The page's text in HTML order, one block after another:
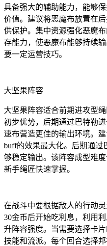
具备强大的辅助能力，能够
价值。建议将恶魔布放置在
供保护。集中资源强化恶魔
存能力，使恶魔布能够持续
要一定运营技巧。
大坚果阵容
大坚果阵容适合前期进攻型
初步优势，后期通过巴特勒
速布营造更佳的输出环境。
buff的效果最大化。后期通过
够稳定输出。该阵容成型难
新手绳匠快速掌握。
在战斗中要根据敌人的行动
30金币后开始吃利息，利用
升阵容强度。当需要选择卡
技能和流派。每个回合选择